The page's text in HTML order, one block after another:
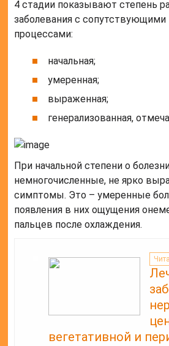
4 стадии показывают степень
заболевания с сопутствующими
процессами:
начальная;
умеренная;
выраженная;
генерализованная,
При начальной степени о
немногочисленные, не ярко
симптомы. Это – умеренные
появления в них ощущения
пальцев после охлаждения.
вегетативной и